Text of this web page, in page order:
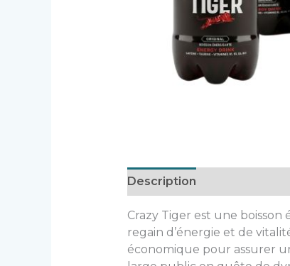
Description
Crazy Tiger est une
regain d’énergie et de
économique pour assurer